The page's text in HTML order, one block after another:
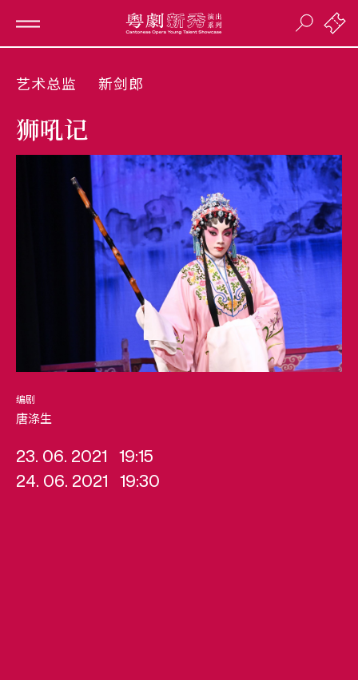
艺术总监 新剑郎
狮吼记
编剧
唐涤生
23. 06. 2021
19:15
24. 06. 2021
19:30